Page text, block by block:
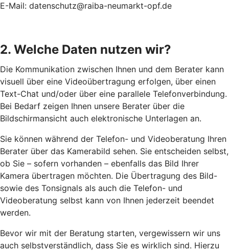
E-Mail: datenschutz@raiba-neumarkt-opf.de
2. Welche Daten nutzen wir?
Die Kommunikation zwischen Ihnen und dem Berater kann
visuell über eine Videoübertragung erfolgen, über einen
Text-Chat und/oder über eine parallele Telefonverbindung.
Bei Bedarf zeigen Ihnen unsere Berater über die
Bildschirmansicht auch elektronische Unterlagen an.
Sie können während der Telefon- und Videoberatung Ihren
Berater über das Kamerabild sehen. Sie entscheiden selbst,
ob Sie – sofern vorhanden – ebenfalls das Bild Ihrer
Kamera übertragen möchten. Die Übertragung des Bild-
sowie des Tonsignals als auch die Telefon- und
Videoberatung selbst kann von Ihnen jederzeit beendet
werden.
Bevor wir mit der Beratung starten, vergewissern wir uns
auch selbstverständlich, dass Sie es wirklich sind. Hierzu